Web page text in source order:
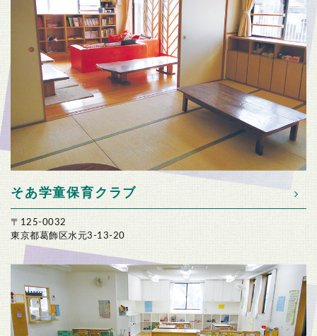
そあ学童保育クラブ
〒125-0032
東京都葛飾区水元3-13-20